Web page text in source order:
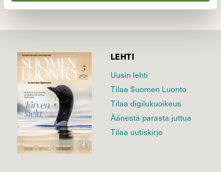
LEHTI
Uusin lehti
Tilaa Suomen Luonto
Tilaa digilukuoikeus
Äänestä parasta juttua
Tilaa uutiskirje